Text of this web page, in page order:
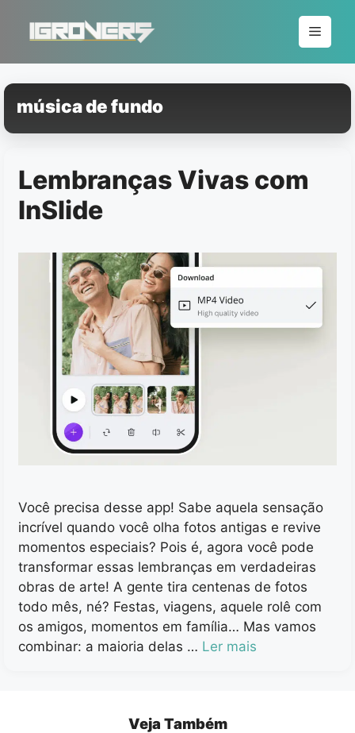
conteúdo
Menu
música de fundo
Lembranças Vivas com
InSlide
Você precisa desse app! Sabe aquela sensação
incrível quando você olha fotos antigas e revive
momentos especiais? Pois é, agora você pode
transformar essas lembranças em verdadeiras
obras de arte! A gente tira centenas de fotos
todo mês, né? Festas, viagens, aquele rolê com
os amigos, momentos em família… Mas vamos
combinar: a maioria delas … Ler mais
Veja Também